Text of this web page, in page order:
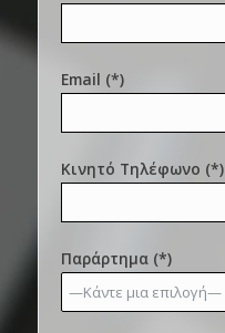
Email (*)
Κινητό Τηλέφωνο (*)
Παράρτημα (*)